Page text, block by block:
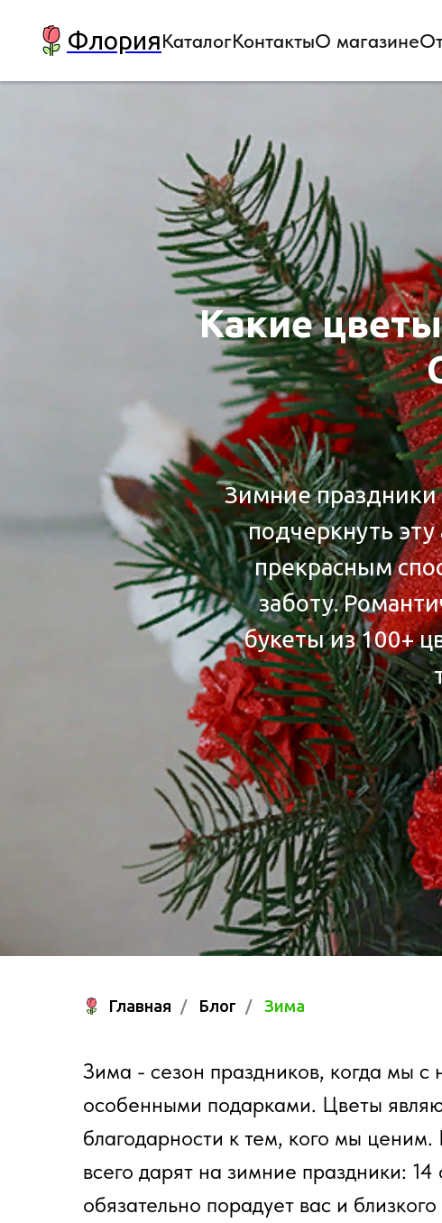
ФлорияКаталогКонтактыО магазине
Какие
Зимние праздники
подчеркнуть
прекрасным
заботу.
букеты из 100+
Главная / Блог / Зима
Зима - сезон праздников, когда мы
особенными подарками. Цветы
благодарности к тем, кого мы
всего дарят на зимние праздники:
обязательно порадует вас и